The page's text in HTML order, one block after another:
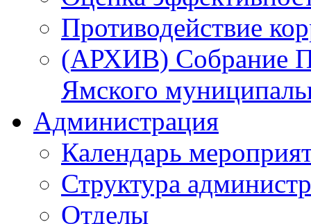
Противодействие
(АРХИВ) Собрание
Ямского
Администрация
Календарь
Структура
Отделы